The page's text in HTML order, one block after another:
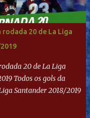
rodada 20 de La Liga
20 de La Liga
Todos os gols da
Santander 2018/2019